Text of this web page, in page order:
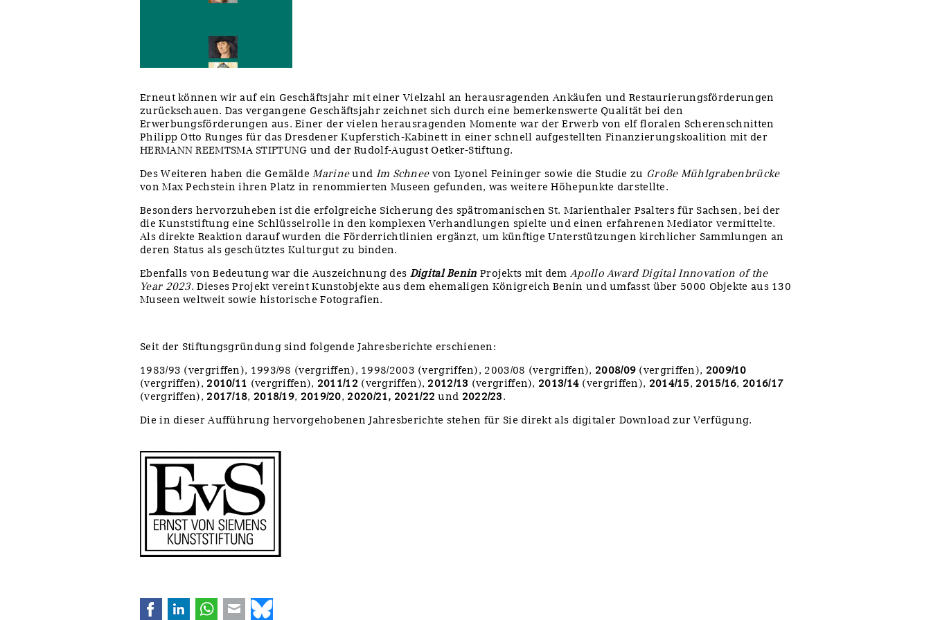
Erneut können wir auf ein Geschäftsjahr mit einer Vielzahl an herausragenden Ankäufen und Restaurierungsförderungen
zurückschauen. Das vergangene Geschäftsjahr zeichnet sich durch eine bemerkenswerte Qualität bei den
Erwerbungsförderungen aus. Einer der vielen herausragenden Momente war der Erwerb von elf floralen Scherenschnitten
Philipp Otto Runges für das Dresdener Kupferstich-Kabinett in einer schnell aufgestellten Finanzierungskoalition mit der
HERMANN REEMTSMA STIFTUNG und der Rudolf-August Oetker-Stiftung.
Des Weiteren haben die GemäldeMarineund Im Schneevon Lyonel Feininger sowie die Studie zu Große Mühlgrabenbrücke
von Max Pechstein ihren Platz in renommierten Museen gefunden, was weitere Höhepunkte darstellte.
Besonders hervorzuheben ist die erfolgreiche Sicherung des spätromanischen St. Marienthaler Psalters für Sachsen, bei der
die Kunststiftung eine Schlüsselrolle in den komplexen Verhandlungen spielte und einen erfahrenen Mediator vermittelte.
Als direkte Reaktion darauf wurden die Förderrichtlinien ergänzt, um künftige Unterstützungen kirchlicher Sammlungen an
deren Status als geschütztes Kulturgut zu binden.
Ebenfalls von Bedeutung war die Auszeichnung des Digital Benin Projekts mit dem Apollo Award Digital Innovation of the
Year 2023. Dieses Projekt vereint Kunstobjekte aus dem ehemaligen Königreich Benin und umfasst über 5000 Objekte aus 130
Museen weltweit sowie historische Fotografien.
Seit der Stiftungsgründung sind folgende Jahresberichte erschienen:
1983/93 (vergriffen), 1993/98 (vergriffen), 1998/2003 (vergriffen), 2003/08 (vergriffen), 2008/09 (vergriffen), 2009/10
(vergriffen), 2010/11 (vergriffen), 2011/12 (vergriffen), 2012/13 (vergriffen), 2013/14 (vergriffen), 2014/15, 2015/16, 2016/17
(vergriffen), 2017/18, 2018/19, 2019/20, 2020/21, 2021/22 und 2022/23.
Die in dieser Aufführung hervorgehobenen Jahresberichte stehen für Sie direkt als digitaler Download zur Verfügung.
FacebookLinkedInWhatsApp
E-mail